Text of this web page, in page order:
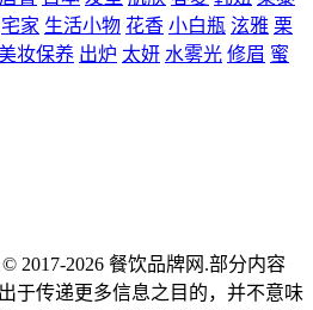
宅家 生活小物 花香 小白瓶 泫雅 栗
妆保养 出炉 太妍 水雾光 修眉 蜜
2017-2026 餐饮品牌网 .部分内容
于传递更多信息之目的，并不意味